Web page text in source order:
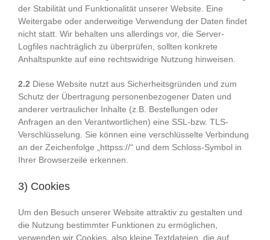
der Stabilität und Funktionalität unserer Website. Eine
Weitergabe oder anderweitige Verwendung der Daten findet
nicht statt. Wir behalten uns allerdings vor, die Server-
Logfiles nachträglich zu überprüfen, sollten konkrete
Anhaltspunkte auf eine rechtswidrige Nutzung hinweisen.
2.2 Diese Website nutzt aus Sicherheitsgründen und zum
Schutz der Übertragung personenbezogener Daten und
anderer vertraulicher Inhalte (z.B. Bestellungen oder
Anfragen an den Verantwortlichen) eine SSL-bzw. TLS-
Verschlüsselung. Sie können eine verschlüsselte Verbindung
an der Zeichenfolge „httpss://“ und dem Schloss-Symbol in
Ihrer Browserzeile erkennen.
3) Cookies
Um den Besuch unserer Website attraktiv zu gestalten und
die Nutzung bestimmter Funktionen zu ermöglichen,
verwenden wir Cookies, also kleine Textdateien, die auf